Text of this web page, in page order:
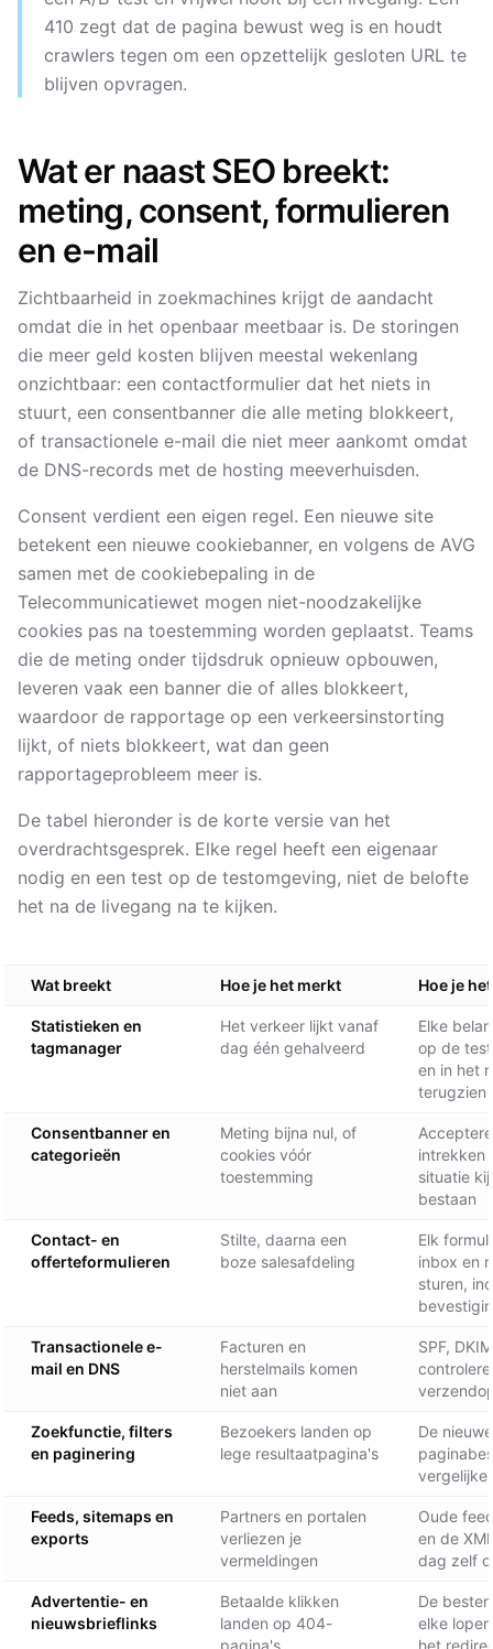
410 zegt dat de pagina bewust weg is en houdt
crawlers tegen om een opzettelijk gesloten URL te
blijven opvragen.
Wat er naast SEO breekt:
meting, consent, formulieren
en e-mail
Zichtbaarheid in zoekmachines krijgt de aandacht
omdat die in het openbaar meetbaar is. De storingen
die meer geld kosten blijven meestal wekenlang
onzichtbaar: een contactformulier dat het niets in
stuurt, een consentbanner die alle meting blokkeert,
of transactionele e-mail die niet meer aankomt omdat
de DNS-records met de hosting meeverhuisden.
Consent verdient een eigen regel. Een nieuwe site
betekent een nieuwe cookiebanner, en volgens de AVG
samen met de cookiebepaling in de
Telecommunicatiewet mogen niet-noodzakelijke
cookies pas na toestemming worden geplaatst. Teams
die de meting onder tijdsdruk opnieuw opbouwen,
leveren vaak een banner die of alles blokkeert,
waardoor de rapportage op een verkeersinstorting
lijkt, of niets blokkeert, wat dan geen
rapportageprobleem meer is.
De tabel hieronder is de korte versie van het
overdrachtsgesprek. Elke regel heeft een eigenaar
nodig en een test op de testomgeving, niet de belofte
het na de livegang na te kijken.
Wat breekt Hoe je het merkt Hoe je
Statistieken en
tagmanager
Het verkeer lijkt vanaf
dag één gehalveerd
Elke
op de
en in het
terugzien
Consentbanner en
categorieën
Meting bijna nul, of
cookies vóór
toestemming
intrekken
situatie
bestaan
Contact- en
offerteformulieren
Stilte, daarna een
boze salesafdeling
Elk
inbox en
sturen,
Transactionele e-
mail en DNS
Facturen en
herstelmails komen
niet aan
SPF,
Zoekfunctie, filters
en paginering
Bezoekers landen op
lege resultaatpagina's
De
Feeds, sitemaps en
exports
Partners en portalen
verliezen je
vermeldingen
Oude
en de
dag zelf
Advertentie- en
nieuwsbrieflinks
Betaalde klikken
landen op 404-
pagina's
De
elke
het